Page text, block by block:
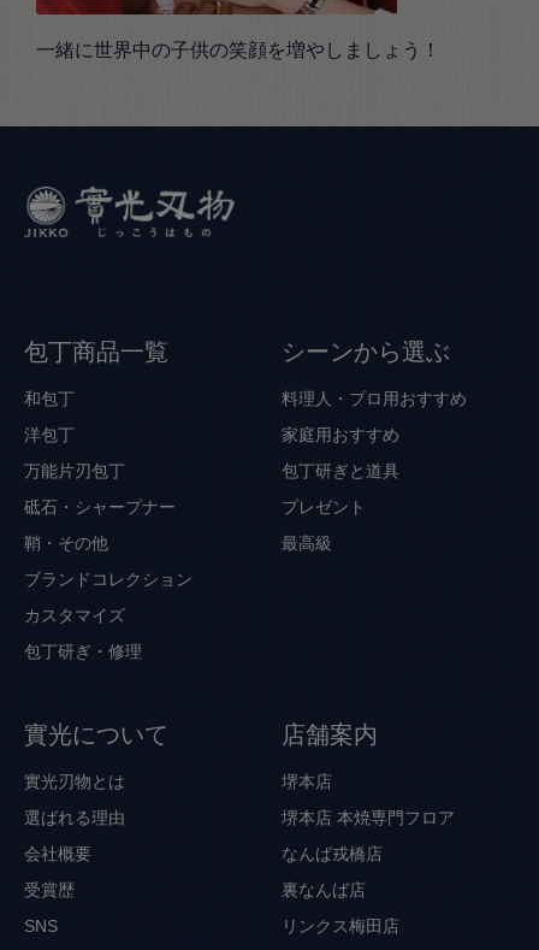
一緒に世界中の子供の笑顔を増やしましょう！
包丁商品一覧
和包丁
洋包丁
万能片刃包丁
砥石・シャープナー
鞘・その他
ブランドコレクション
カスタマイズ
包丁研ぎ・修理
シーンから選ぶ
料理人・プロ用おすすめ
家庭用おすすめ
包丁研ぎと道具
プレゼント
最高級
實光について
實光刃物とは
選ばれる理由
会社概要
受賞歴
SNS
店舗案内
堺本店
堺本店 本焼専門フロア
なんば戎橋店
裏なんば店
リンクス梅田店